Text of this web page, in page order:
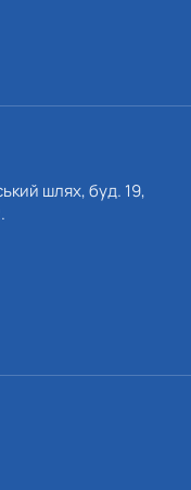
шлях, буд. 19,